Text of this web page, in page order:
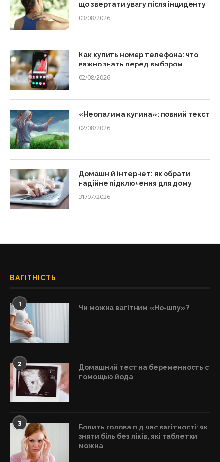
що звертати увагу після інциденту
03/08/2026
Как купить номер телефона: что
важно знать перед выбором
02/08/2026
«Неопалима купина»: повний текст
02/08/2026
Домашній інтернет: як обрати
надійне підключення для дому
31/07/2026
ВАГІТНІСТЬ
1 Чи можна вагітним «Но-шпу»?
2
Домашний тест на беременность с
помощью йода
3
Болить голова під час вагітності: як
зняти біль без ліків, які таблетки
можна